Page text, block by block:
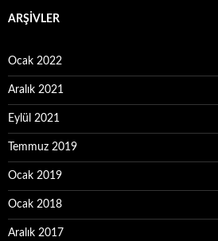
ARŞIVLER
Ocak 2022
Aralık 2021
Eylül 2021
Temmuz 2019
Ocak 2019
Ocak 2018
Aralık 2017